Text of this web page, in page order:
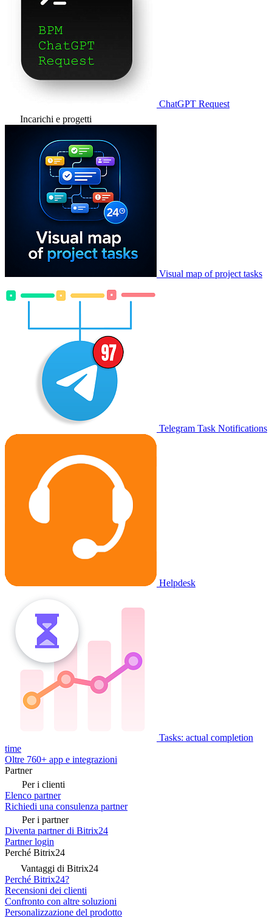
ChatGPT Request
Incarichi e progetti
Visual map of project tasks
Telegram Task Notifications
Helpdesk
Tasks: actual completion
time
Oltre 760+ app e integrazioni
Partner
Per i clienti
Elenco partner
Richiedi una consulenza partner
Per i partner
Diventa partner di Bitrix24
Partner login
Perché Bitrix24
Vantaggi di Bitrix24
Perché Bitrix24?
Recensioni dei clienti
Confronto con altre soluzioni
Personalizzazione del prodotto